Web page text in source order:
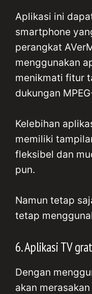
Aplikasi ini
smartphone
perangkat
menggunakan
menikmati fitur
dukungan
Kelebihan
memiliki
fleksibel dan
pun.
Namun tetap
tetap
6. Aplikasi TV
Dengan
akan